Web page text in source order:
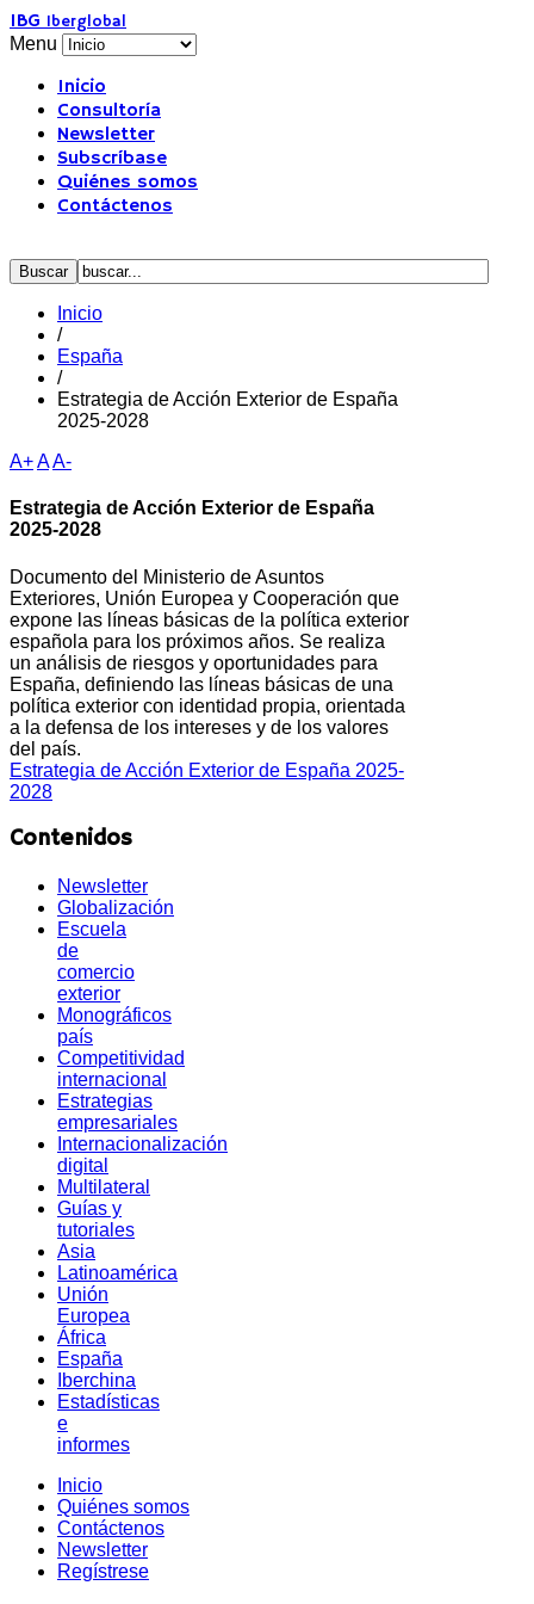
IBG Iberglobal
Menu
Inicio
Consultoría
Newsletter
Subscríbase
Quiénes somos
Contáctenos
Inicio
/
España
/
Estrategia de Acción Exterior de España
2025-2028
A+AA-
Estrategia de Acción Exterior de España
2025-2028
Documento del Ministerio de Asuntos
Exteriores, Unión Europea y Cooperación que
expone las líneas básicas de la política exterior
española para los próximos años. Se realiza
un análisis de riesgos y oportunidades para
España, definiendo las líneas básicas de una
política exterior con identidad propia, orientada
a la defensa de los intereses y de los valores
del país.
Estrategia de Acción Exterior de España 2025-
2028
Contenidos
Newsletter
Globalización
Escuela
de
comercio
exterior
Monográficos
país
Competitividad
internacional
Estrategias
empresariales
Internacionalización
digital
Multilateral
Guías y
tutoriales
Asia
Latinoamérica
Unión
Europea
África
España
Iberchina
Estadísticas
e
informes
Inicio
Quiénes somos
Contáctenos
Newsletter
Regístrese